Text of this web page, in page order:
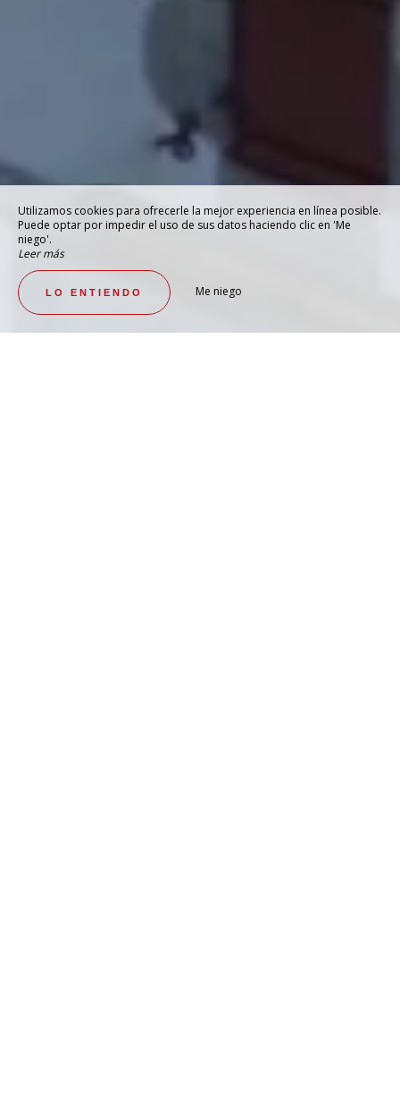
Utilizamos cookies para ofrecerle la mejor experiencia en línea posible.
Puede optar por impedir el uso de sus datos haciendo clic en 'Me
niego'.
Leer más
LO ENTIENDO Me niego